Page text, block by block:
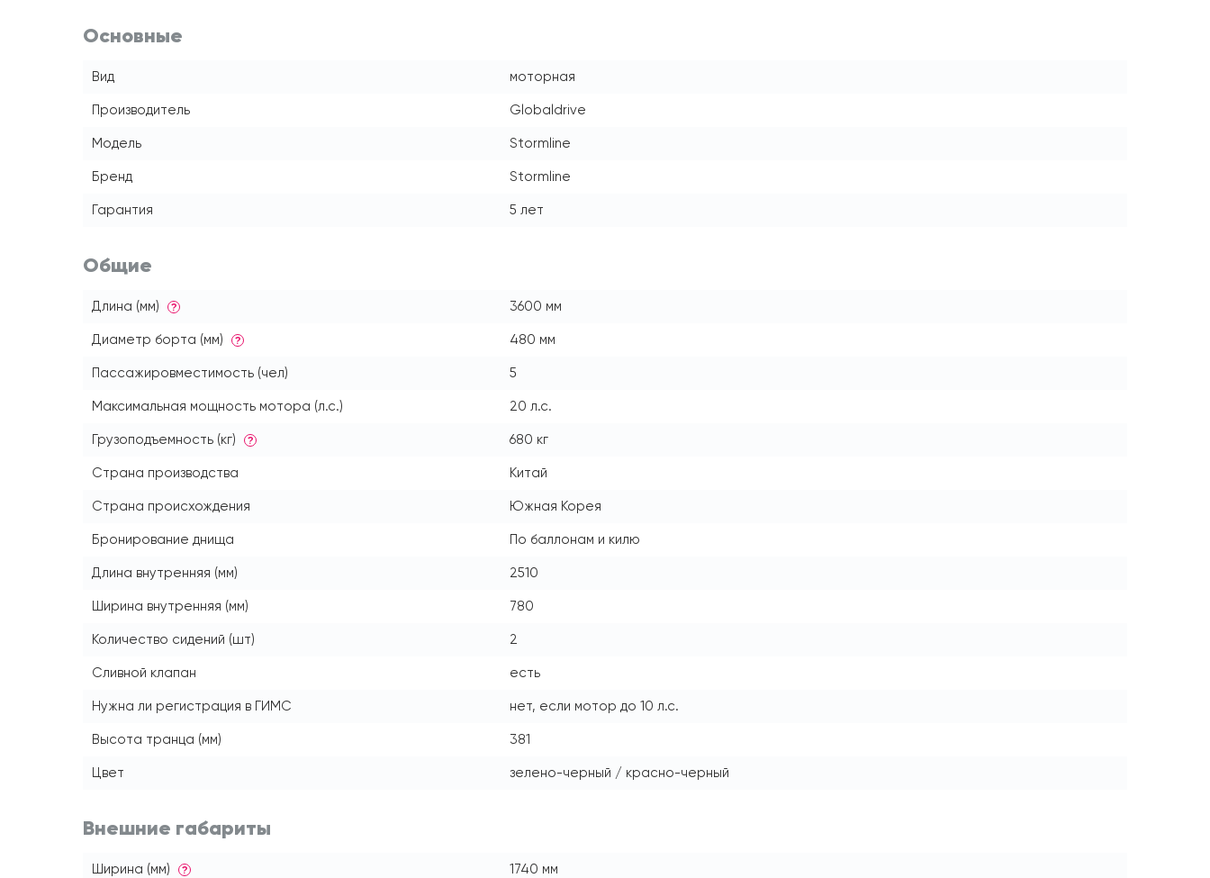
Основные
Вид моторная
Производитель Globaldrive
Модель Stormline
Бренд Stormline
Гарантия 5 лет
Общие
Длина (мм) ? 3600 мм
Диаметр борта (мм) ? 480 мм
Пассажировместимость (чел) 5
Максимальная мощность мотора (л.с.) 20 л.с.
Грузоподъемность (кг) ? 680 кг
Страна производства Китай
Страна происхождения Южная Корея
Бронирование днища По баллонам и килю
Длина внутренняя (мм) 2510
Ширина внутренняя (мм) 780
Количество сидений (шт) 2
Сливной клапан есть
Нужна ли регистрация в ГИМС нет, если мотор до 10 л.с.
Высота транца (мм) 381
Цвет зелено-черный / красно-черный
Внешние габариты
Ширина (мм) ? 1740 мм